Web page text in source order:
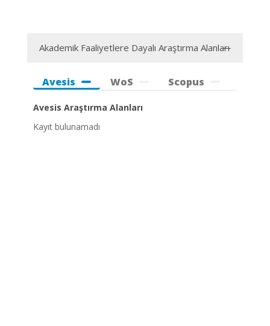
Akademik Faaliyetlere Dayalı Araştırma Alanları
Avesis WoS Scopus
Avesis Araştırma Alanları
Kayıt bulunamadı